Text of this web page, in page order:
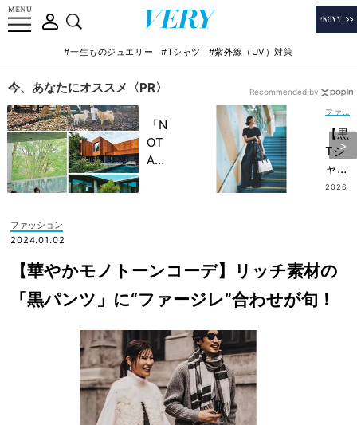
#一生ものジュエリー #Tシャツ #紫外線（UV）対策
今、あなたにオススメ〈PR〉
「N
OT
A
記憶
に一
生残
【極
上の
家族
旅】
を
【黒
Tシ
ャ
ツ】
洗練
度
UP
2026
Recommended by
ファッション
2024.01.02
【華やかモノトーンコーデ】リッチ素材の
「黒パンツ」に“ファージレ”合わせが旬！